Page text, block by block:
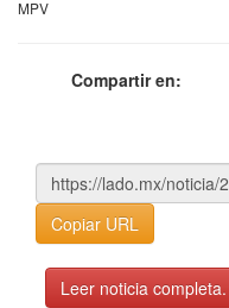
MPV
Compartir en:
Copiar URL
Leer noticia completa.